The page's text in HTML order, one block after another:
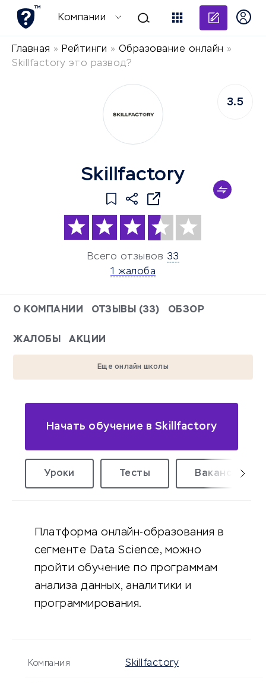
Компании
Главная » Рейтинги » Образование онлайн »
Skillfactory это развод?
Skillfactory
Всего отзывов 33
1 жалоба
3.5
О КОМПАНИИ ОТЗЫВЫ (33) ОБЗОР
ЖАЛОБЫ АКЦИИ
Еще онлайн школы
Начать обучение в Skillfactory
Уроки Тесты Вакансии
Платформа онлайн-образования в
сегменте Data Science, можно
пройти обучение по программам
анализа данных, аналитики и
программирования.
Компания Skillfactory